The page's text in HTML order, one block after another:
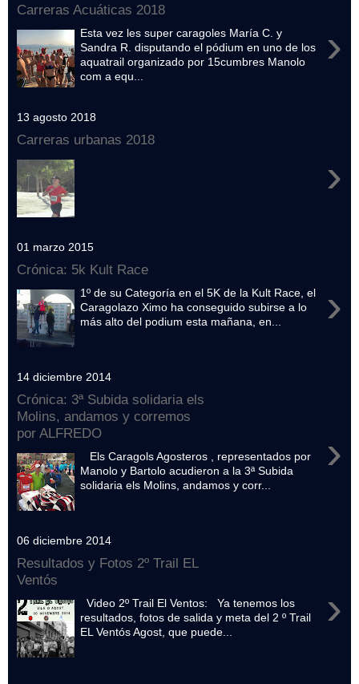
Carreras Acuáticas 2018
›
Esta vez les super caragoles María C. y
Sandra R. disputando el pódium en uno de los
aquatrail organizado por 15cumbres Manolo
com a equ...
13 agosto 2018
Carreras urbanas 2018
›
01 marzo 2015
Crónica: 5k Kult Race
›
1º de su Categoría en el 5K de la Kult Race, el
Caragolazo Ximo ha conseguido subirse a lo
más alto del podium esta mañana, en...
14 diciembre 2014
Crónica: 3ª Subida solidaria els
Molins, andamos y corremos
por ALFREDO
›
Els Caragols Agosteros , representados por
Manolo y Bartolo acudieron a la 3ª Subida
solidaria els Molins, andamos y corr...
06 diciembre 2014
Resultados y Fotos 2º Trail EL
Ventós
›
Video 2º Trail El Ventos: Ya tenemos los
resultados, fotos de salida y meta del 2 º Trail
EL Ventós Agost, que puede...